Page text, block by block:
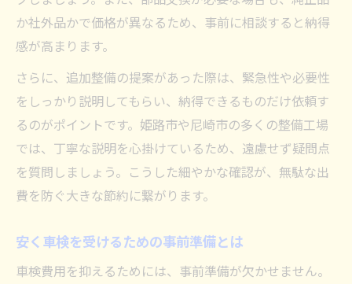
小型車オーナーが注意すべき車検ポイント
か社外品かで価格が異なるため、事前に相談すると納得
感が高まります。
さらに、追加整備の提案があった際は、緊急性や必要性
をしっかり説明してもらい、納得できるものだけ依頼す
るのがポイントです。姫路市や尼崎市の多くの整備工場
では、丁寧な説明を心掛けているため、遠慮せず疑問点
を質問しましょう。こうした細やかな確認が、無駄な出
費を防ぐ大きな節約に繋がります。
安く車検を受けるための事前準備とは
車検費用を抑えるためには、事前準備が欠かせません。